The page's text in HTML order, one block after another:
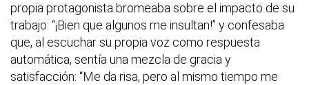
propia protagonista bromeaba sobre el impacto de su
trabajo: “¡Bien que algunos me insultan!” y confesaba
que, al escuchar su propia voz como respuesta
automática, sentía una mezcla de gracia y
satisfacción: “Me da risa, pero al mismo tiempo me